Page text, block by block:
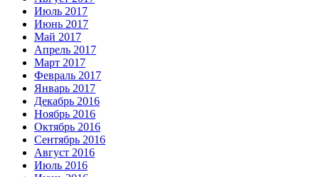
Июль 2017
Июнь 2017
Май 2017
Апрель 2017
Март 2017
Февраль 2017
Январь 2017
Декабрь 2016
Ноябрь 2016
Октябрь 2016
Сентябрь 2016
Август 2016
Июль 2016